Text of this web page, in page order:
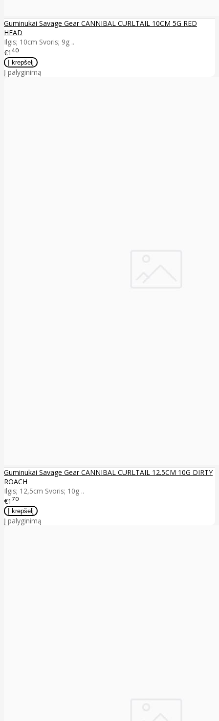
Guminukai Savage Gear CANNIBAL CURLTAIL 10CM 5G RED
HEAD
Ilgis; 10cm Svoris; 9g ..
€1 40
Į palyginimą
Guminukai Savage Gear CANNIBAL CURLTAIL 12.5CM 10G DIRTY
ROACH
Ilgis; 12,5cm Svoris; 10g ..
€1 70
Į palyginimą